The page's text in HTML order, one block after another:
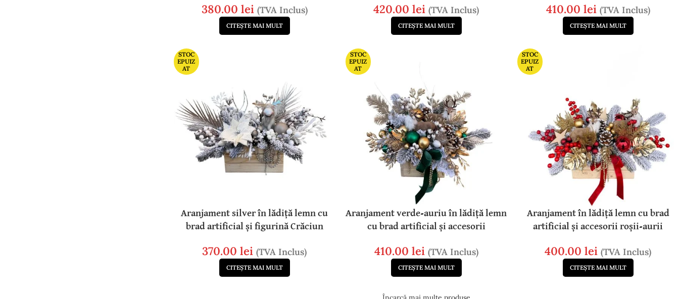
380.00 lei (TVA Inclus)
CITEȘTE MAI MULT
420.00lei (TVA Inclus)
CITEȘTE MAI MULT
410.00 lei (TVA Inclus)
CITEȘTE MAI MULT
STOC
EPUIZ
AT
Aranjament silver în lădiță lemn cu
brad artificial și figurină Crăciun
370.00lei (TVA Inclus)
CITEȘTE MAI MULT
STOC
EPUIZ
AT
Aranjament verde-auriu în lădiță lemn
cu brad artificial și accesorii
410.00 lei (TVA Inclus)
CITEȘTE MAI MULT
STOC
EPUIZ
AT
Aranjament în lădiță lemn cu brad
artificial și accesorii roșii-aurii
400.00lei (TVA Inclus)
CITEȘTE MAI MULT